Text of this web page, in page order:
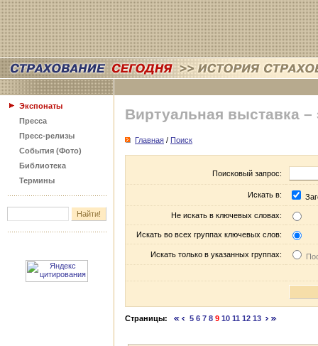
Экспонаты
Пресса
Пресс-релизы
События (Фото)
Библиотека
Термины
Виртуальная выставка –
Главная / Поиск
Поисковый запрос:
Искать в:
Не искать в ключевых словах:
Искать во всех группах ключевых слов:
Искать только в указанных группах:
Страницы: 5 6 7 8 9 10 11 12 13